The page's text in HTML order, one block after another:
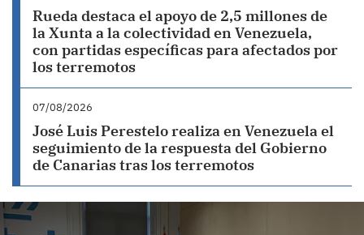
Rueda destaca el apoyo de 2,5 millones de
la Xunta a la colectividad en Venezuela,
con partidas específicas para afectados por
los terremotos
07/08/2026
José Luis Perestelo realiza en Venezuela el
seguimiento de la respuesta del Gobierno
de Canarias tras los terremotos